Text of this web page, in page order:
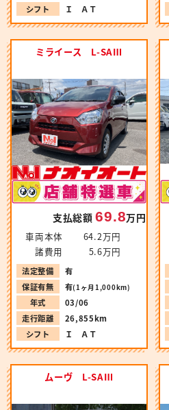
シフト Ｉ ＡＴ
ミライース L-SAⅢ
支払総額69.8万円
車両本体
64.2万円
諸費用
5.6万円
法定整備
有
保証有無
有(1ヶ月1,000km)
年式
03/06
走行距離
26,855km
シフト
Ｉ ＡＴ
ムーヴ L-SAⅢ